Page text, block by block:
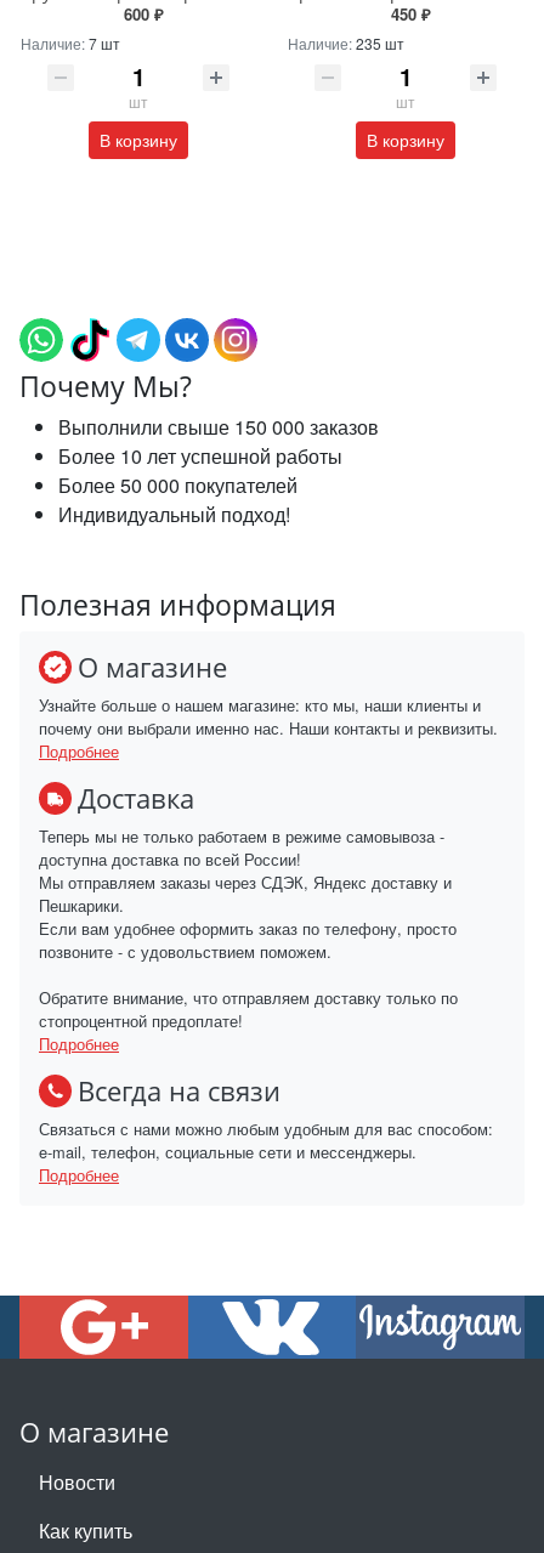
600 ₽
Наличие:7 шт
шт
В корзину
450 ₽
Наличие:235 шт
шт
В корзину
Почему Мы?
Выполнили свыше 150 000 заказов
Более 10 лет успешной работы
Более 50 000 покупателей
Индивидуальный подход!
Полезная информация
О магазине
Узнайте больше о нашем магазине: кто мы, наши клиенты и
почему они выбрали именно нас. Наши контакты и реквизиты.
Подробнее
Доставка
Теперь мы не только работаем в режиме самовывоза -
доступна доставка по всей России!
Мы отправляем заказы через СДЭК, Яндекс доставку и
Пешкарики.
Если вам удобнее оформить заказ по телефону, просто
позвоните - с удовольствием поможем.
Обратите внимание, что отправляем доставку только по
стопроцентной предоплате!
Подробнее
Всегда на связи
Связаться с нами можно любым удобным для вас способом:
e-mail, телефон, социальные сети и мессенджеры.
Подробнее
О магазине
Новости
Как купить